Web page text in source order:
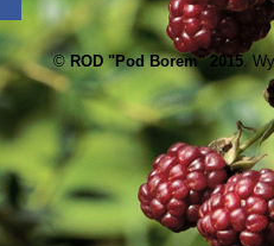
©ROD "Pod Borem" 2015.